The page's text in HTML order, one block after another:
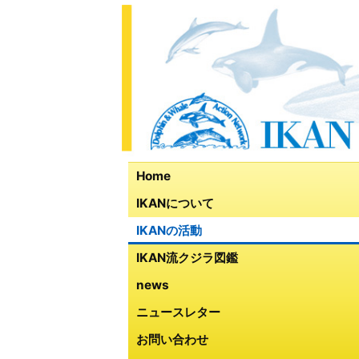
Home
IKANについて
IKANの活動
IKAN流クジラ図鑑
news
ニュースレター
お問い合わせ